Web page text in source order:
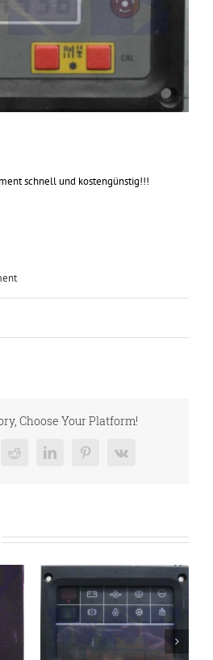
schnell und kostengünstig!!!
Choose Your Platform!
RedditLinkedInPinterest
Vk